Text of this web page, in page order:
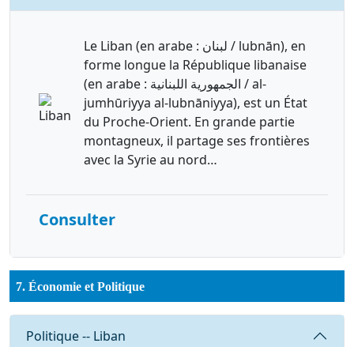
Le Liban (en arabe : لبنان / lubnān), en
forme longue la République libanaise
(en arabe : الجمهورية اللبنانية / al-
jumhūriyya al-lubnāniyya), est un État
du Proche-Orient. En grande partie
montagneux, il partage ses frontières
avec la Syrie au nord…
Consulter
7. Économie et Politique
Requête
Politique -- Liban